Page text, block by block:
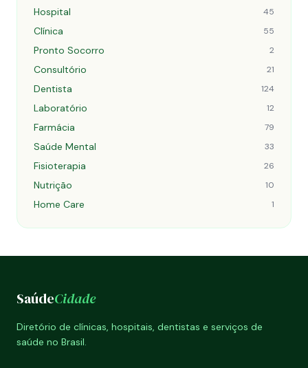
Hospital 45
Clínica 55
Pronto Socorro 2
Consultório 21
Dentista 124
Laboratório 12
Farmácia 79
Saúde Mental 33
Fisioterapia 26
Nutrição 10
Home Care 1
SaúdeCidade
Diretório de clínicas, hospitais, dentistas e serviços de
saúde no Brasil.